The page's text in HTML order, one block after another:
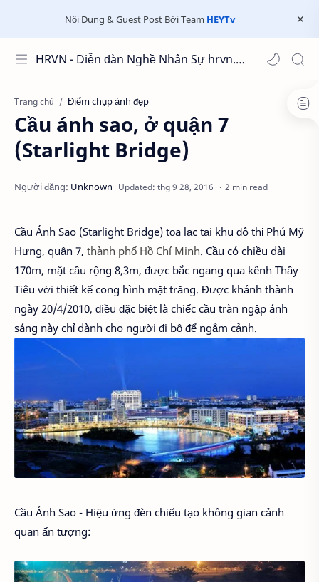
Nội Dung & Guest Post Bởi Team HEYTv
HRVN - Diễn đàn Nghề Nhân Sự hrvn.com.vn
Trang chủ Điểm chụp ảnh đẹp
Cầu ánh sao, ở quận 7
(Starlight Bridge)
2 min read
Cầu Ánh Sao (Starlight Bridge) tọa lạc tại khu đô thị Phú Mỹ
Hưng, quận 7, thành phố Hồ Chí Minh. Cầu có chiều dài
170m, mặt cầu rộng 8,3m, được bắc ngang qua kênh Thầy
Tiêu với thiết kế cong hình mặt trăng. Được khánh thành
ngày 20/4/2010, điều đặc biệt là chiếc cầu tràn ngập ánh
sáng này chỉ dành cho người đi bộ để ngắm cảnh.
Cầu Ánh Sao - Hiệu ứng đèn chiếu tạo không gian cảnh
quan ấn tượng: